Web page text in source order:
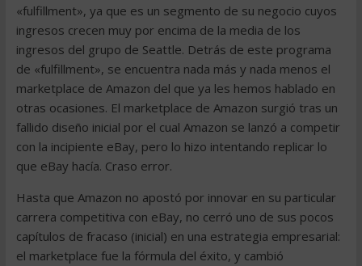
«fulfillment», ya que es un segmento de su negocio cuyos
ingresos crecen muy por encima de la media de los
ingresos del grupo de Seattle. Detrás de este programa
de «fulfillment», se encuentra nada más y nada menos el
marketplace de Amazon del que ya les hemos hablado en
otras ocasiones. El marketplace de Amazon surgió tras un
fallido diseño inicial por el cual Amazon se lanzó a competir
con la incipiente eBay, pero lo hizo intentando replicar lo
que eBay hacía. Craso error.
Hasta que Amazon no apostó por innovar en su particular
carrera competitiva con eBay, no cerró uno de sus pocos
capítulos de fracaso (inicial) en una estrategia empresarial:
el marketplace fue la fórmula del éxito, y cambió